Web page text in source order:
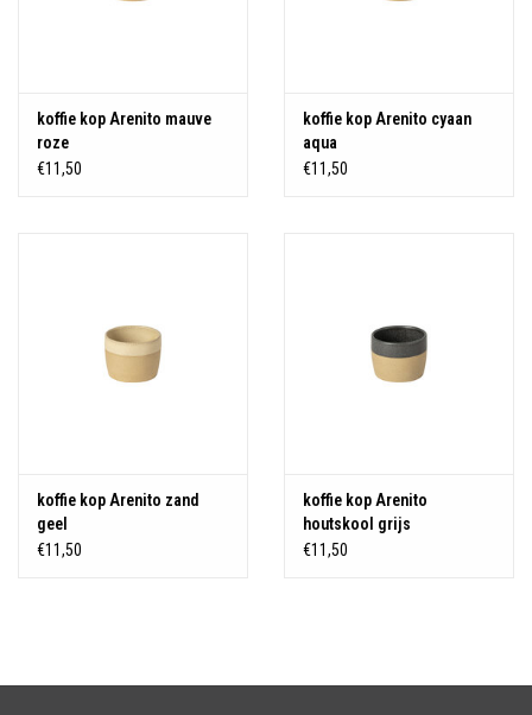
koffie kop Arenito mauve
roze
€11,50
koffie kop Arenito cyaan
aqua
€11,50
koffie kop Arenito zand
geel
€11,50
koffie kop Arenito
houtskool grijs
€11,50